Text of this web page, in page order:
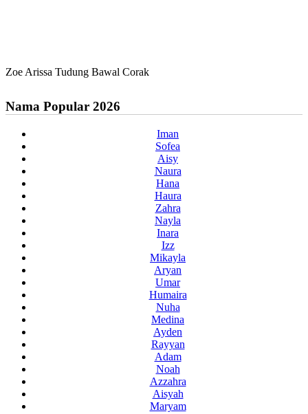
Zoe Arissa Tudung Bawal Corak
Nama Popular 2026
Iman
Sofea
Aisy
Naura
Hana
Haura
Zahra
Nayla
Inara
Izz
Mikayla
Aryan
Umar
Humaira
Nuha
Medina
Ayden
Rayyan
Adam
Noah
Azzahra
Aisyah
Maryam